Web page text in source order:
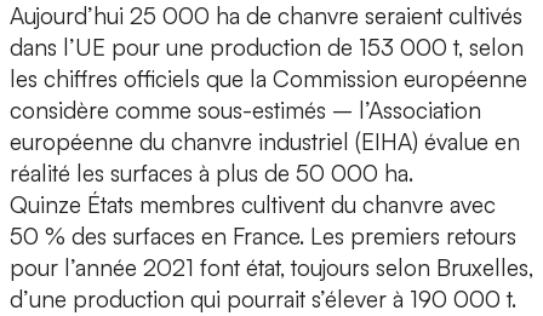
Aujourd’hui 25 000 ha de chanvre seraient cultivés
dans l’UE pour une production de 153 000 t, selon
les chiffres officiels que la Commission européenne
considère comme sous-estimés – l’Association
européenne du chanvre industriel (EIHA) évalue en
réalité les surfaces à plus de 50 000 ha.
Quinze États membres cultivent du chanvre avec
50 % des surfaces en France. Les premiers retours
pour l’année 2021 font état, toujours selon Bruxelles,
d’une production qui pourrait s’élever à 190 000 t.